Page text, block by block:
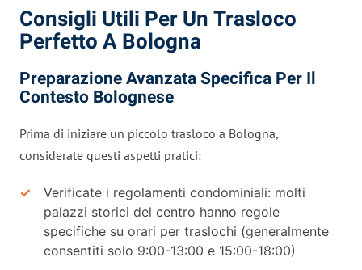
Consigli Utili Per Un Trasloco
Perfetto A Bologna
Preparazione Avanzata Specifica Per Il
Contesto Bolognese
Prima di iniziare un piccolo trasloco a Bologna,
considerate questi aspetti pratici:
Verificate i regolamenti condominiali: molti
palazzi storici del centro hanno regole
specifiche su orari per traslochi (generalmente
consentiti solo 9:00-13:00 e 15:00-18:00)